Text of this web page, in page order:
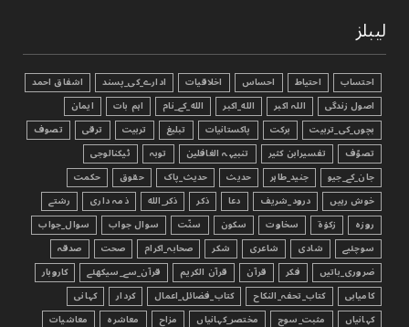
لیبلز
احتساب احتیاط احساس اخلاقیات ادارے_کی_پسند
اشفاق احمد
اصول زندگی
اللہ اکبر الله_اکبر الله_کے_نام اہم بات
ایمان
بچوں_کی_تربیت
برکت پاکستانیات تبليغ تربیت ترقی
تصوف
تصوّف
تفسیرابن کثیر تنبیہہ الغافلین توبہ
ٹیکنالوجی
جان_کے_جیو
جنید_طاہر حدیث حدیث_پاک حقوق
حکمت
خوش رہیں
درود_شریف دعا ذکر ذکر_الله ذمہ داری
رشتے
روزہ
زکوٰۃ سخاوت سکون سنّت سوال جواب
سوال_جواب
سوچئیے
شادی شاعری شکر صحابہ_اکرام صحت
صدقہ
ضروری_باتیں
فکر قرآن قرآن الکریم قرآن_سے_سیکھئے
کاروبار
کامیابی
کتاب_تحفہ_النکاح کتاب_فضائل_اعمال کردار
کہانی
کہانیاں
مثبت_سوچ مختصر_کہانیاں مزاح معاشرہ معاشیات